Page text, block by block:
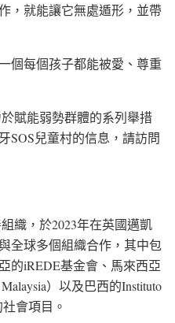
，就能讓它無處遁形，並帶
個每個孩子都能被愛、尊重
賦能弱勢群體的系列舉措
SOS兒童村的信息，請訪問
織，於2023年在英國邁凱
全球多個組織合作，其中包
的iREDE基金會、馬來西亞
）以及巴西的Instituto
會項目。